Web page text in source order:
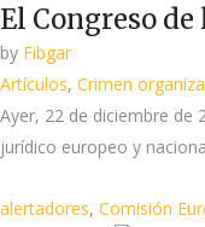
El Congreso
by Fibgar
Artículos, Crimen
Ayer, 22 de diciembre de
jurídico europeo y
alertadores, Comisión